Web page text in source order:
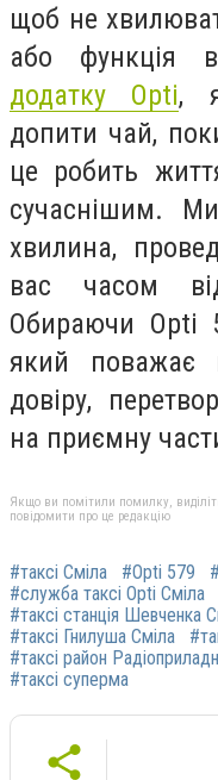
щоб не
або функція
додатку Opti,
допити чай,
це робить
сучаснішим.
хвилина,
вас часом
Обираючи Opti
який поважає
довіру,
на приємну
Якщо ви помітили помилку,
повідомити про це редакцію
#таксі Сміла #Opti 579
#служба таксі Opti Сміла
#таксі станція Шевченка
#таксі Гнилуша Сміла
#таксі район
#таксі суперма